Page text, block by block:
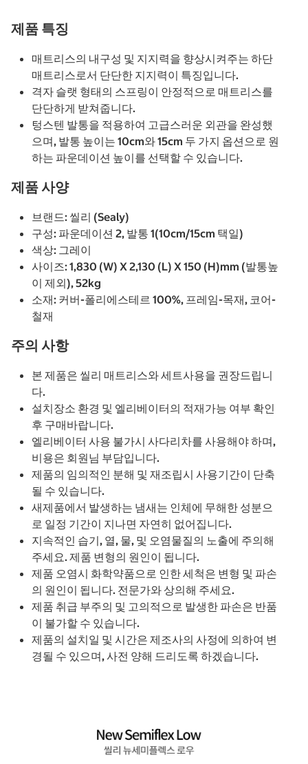
제품 특징
매트리스의 내구성 및 지지력을 향상시켜주는 하단
매트리스로서 단단한 지지력이 특징입니다.
격자 슬랫 형태의 스프링이 안정적으로 매트리스를
단단하게 받쳐줍니다.
텅스텐 발통을 적용하여 고급스러운 외관을 완성했
으며, 발통 높이는 10cm와 15cm 두 가지 옵션으로 원
하는 파운데이션 높이를 선택할 수 있습니다.
제품 사양
브랜드: 씰리 (Sealy)
구성: 파운데이션 2, 발통 1(10cm/15cm 택일)
색상: 그레이
사이즈: 1,830 (W) X 2,130 (L) X 150 (H)mm (발통높
이 제외), 52kg
소재: 커버-폴리에스테르 100%, 프레임-목재, 코어-
철재
주의 사항
본 제품은 씰리 매트리스와 세트사용을 권장드립니
다.
설치장소 환경 및 엘리베이터의 적재가능 여부 확인
후 구매바랍니다.
엘리베이터 사용 불가시 사다리차를 사용해야 하며,
비용은 회원님 부담입니다.
제품의 임의적인 분해 및 재조립시 사용기간이 단축
될 수 있습니다.
새제품에서 발생하는 냄새는 인체에 무해한 성분으
로 일정 기간이 지나면 자연히 없어집니다.
지속적인 습기, 열, 물, 및 오염물질의 노출에 주의해
주세요. 제품 변형의 원인이 됩니다.
제품 오염시 화학약품으로 인한 세척은 변형 및 파손
의 원인이 됩니다. 전문가와 상의해 주세요.
제품 취급 부주의 및 고의적으로 발생한 파손은 반품
이 불가할 수 있습니다.
제품의 설치일 및 시간은 제조사의 사정에 의하여 변
경될 수 있으며, 사전 양해 드리도록 하겠습니다.